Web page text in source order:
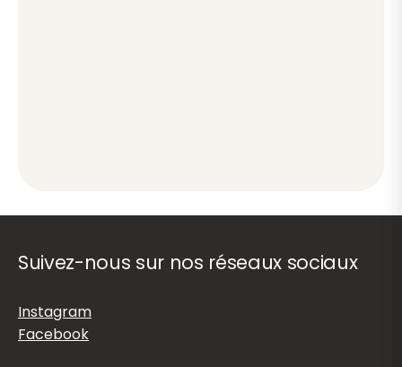
Suivez-nous sur nos réseaux sociaux
Instagram
Facebook